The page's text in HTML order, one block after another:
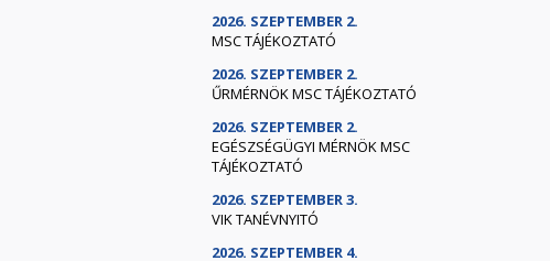
2026. SZEPTEMBER 2.
MSC TÁJÉKOZTATÓ
2026. SZEPTEMBER 2.
ŰRMÉRNÖK MSC TÁJÉKOZTATÓ
2026. SZEPTEMBER 2.
EGÉSZSÉGÜGYI MÉRNÖK MSC
TÁJÉKOZTATÓ
2026. SZEPTEMBER 3.
VIK TANÉVNYITÓ
2026. SZEPTEMBER 4.